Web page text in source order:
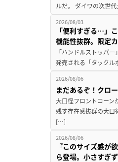
ルだ。 ダイワの次世
2026/08/03
「便利すぎる…」
機能性抜群。限定
「ハンドルストッパ
発売される「タック
2026/08/06
まだあるぞ！クロ
大口径フロントコーン
残す存在感抜群の大口
[…]
2026/08/06
『このサイズ感が
ら登場。小さすぎ